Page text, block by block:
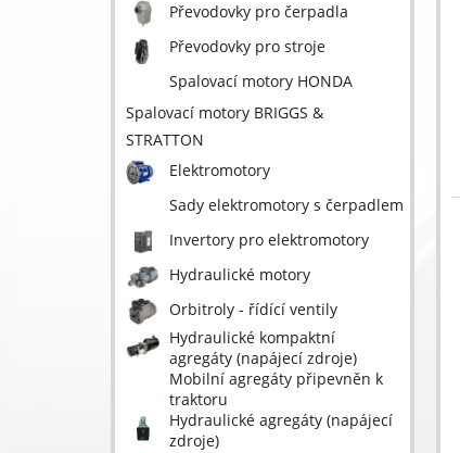
Převodovky pro čerpadla
Převodovky pro stroje
Spalovací motory HONDA
Spalovací motory BRIGGS &
STRATTON
Elektromotory
Sady elektromotory s čerpadlem
Invertory pro elektromotory
Hydraulické motory
Orbitroly - řídící ventily
Hydraulické kompaktní
agregáty (napájecí zdroje)
Mobilní agregáty připevněn k
traktoru
Hydraulické agregáty (napájecí
zdroje)